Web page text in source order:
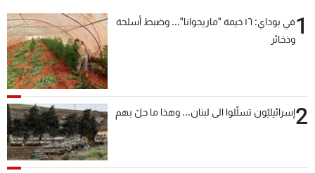
1
في بوداي: ١٦ خيمة "ماريجوانا"... وضبط أسلحة
وذخائر
2إسرائيليّون تسلّلوا الى لبنان... وهذا ما حلّ بهم